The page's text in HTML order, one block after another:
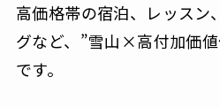
高価格帯の宿泊、レッスン
グなど、”雪山×高付加価
です。